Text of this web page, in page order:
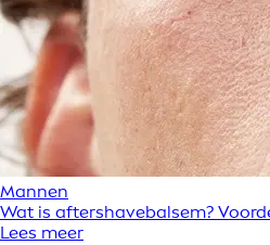
Mannen
Wat is aftershavebalsem?
Lees meer